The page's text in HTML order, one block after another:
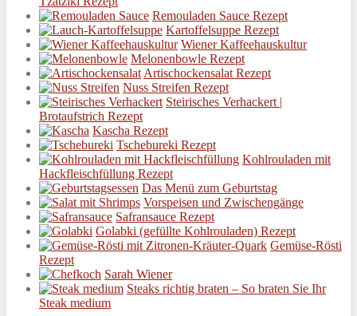
Remouladen Sauce Rezept
Kartoffelsuppe Rezept
Wiener Kaffeehauskultur
Melonenbowle Rezept
Artischockensalat Rezept
Nuss Streifen Rezept
Steirisches Verhackert |
Brotaufstrich Rezept
Kascha Rezept
Tschebureki Rezept
Kohlrouladen mit
Hackfleischfüllung Rezept
Das Menü zum Geburtstag
Vorspeisen und Zwischengänge
Safransauce Rezept
Golabki (gefüllte Kohlrouladen) Rezept
Gemüse-Rösti
Rezept
Sarah Wiener
Steaks richtig braten – So braten Sie Ihr
Steak medium